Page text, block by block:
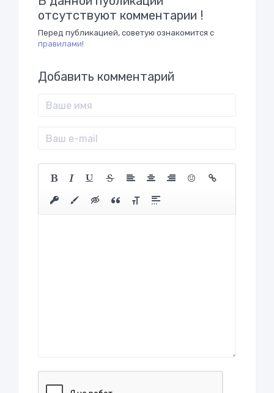
отсутствуют комментарии !
Перед публикацией, советую ознакомится с
правилами!
Добавить комментарий